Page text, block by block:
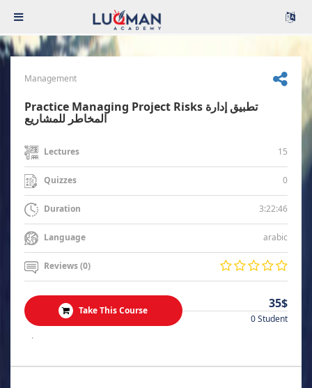
Management
Practice Managing Project Risks تطبيق إدارة
المخاطر للمشاريع
Lectures 15
Quizzes 0
Duration 3:22:46
Language arabic
Reviews (0)
Take This Course 35$
0 Student
.